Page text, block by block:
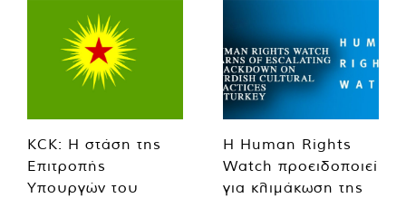
KCK: Η στάση της
Επιτροπής
Υπουργών του
Η Human Rights
Watch προειδοποιεί
για κλιμάκωση της